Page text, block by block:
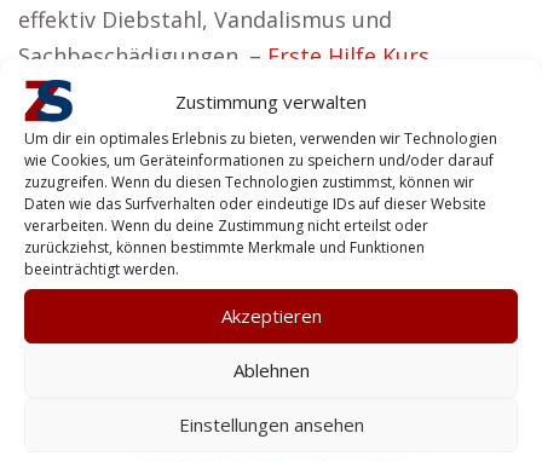
Zustimmung verwalten
Um dir ein optimales Erlebnis zu bieten, verwenden wir Technologien
wie Cookies, um Geräteinformationen zu speichern und/oder darauf
zuzugreifen. Wenn du diesen Technologien zustimmst, können wir
Daten wie das Surfverhalten oder eindeutige IDs auf dieser Website
verarbeiten. Wenn du deine Zustimmung nicht erteilst oder
zurückziehst, können bestimmte Merkmale und Funktionen
beeinträchtigt werden.
Akzeptieren
Ablehnen
Einstellungen ansehen
effektiv Diebstahl, Vandalismus und
Sachbeschädigungen. – Erste Hilfe Kurs
Mainbernheim
|Geburtsvorbereitung
Mainbernheim|Hundeschule Mainbernheim
Vorteile für Gewerbetreibende in
Mainbernheim
Madlen aus Mainbernheim ist der Meinung:
Unser Bestreben ist es, Sicherheitslösungen zu
entwickeln, die zuverlässig und effektiv sind.
Von Personenschutz bis Gebäudesicherung –
auch Privatkunden profitieren von unserer